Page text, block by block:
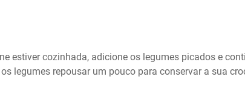
estiver cozinhada, adicione os legumes picados e
legumes repousar um pouco para conservar a sua